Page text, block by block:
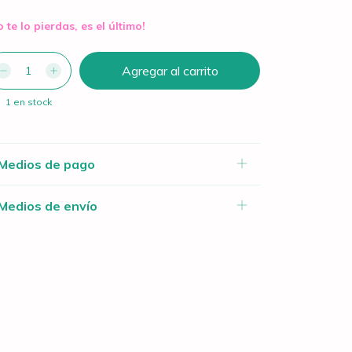
te lo pierdas, es el último!
1 en stock
de pago
de envío